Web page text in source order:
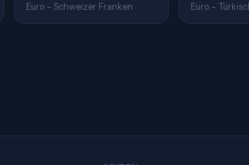
Euro – Schweizer Franken Euro –